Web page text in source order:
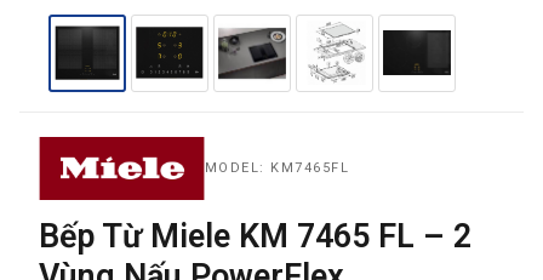
THƯƠNG HIỆU
NỘI DUNG YÊU CẦU MODEL: KM7465FL
Bếp Từ Miele KM 7465 FL – 2